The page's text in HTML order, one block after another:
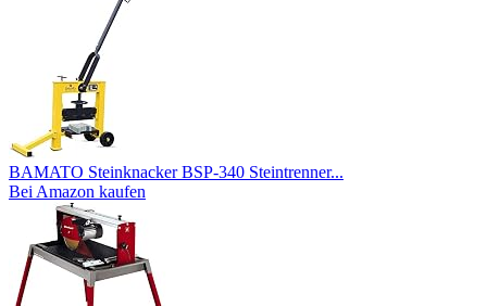
BAMATO Steinknacker BSP-340 Steintrenner...
Bei Amazon kaufen